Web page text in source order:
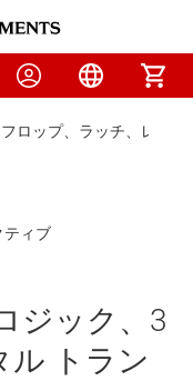
ロップ、ラッチ、レジス
ジック、3
ル トラン